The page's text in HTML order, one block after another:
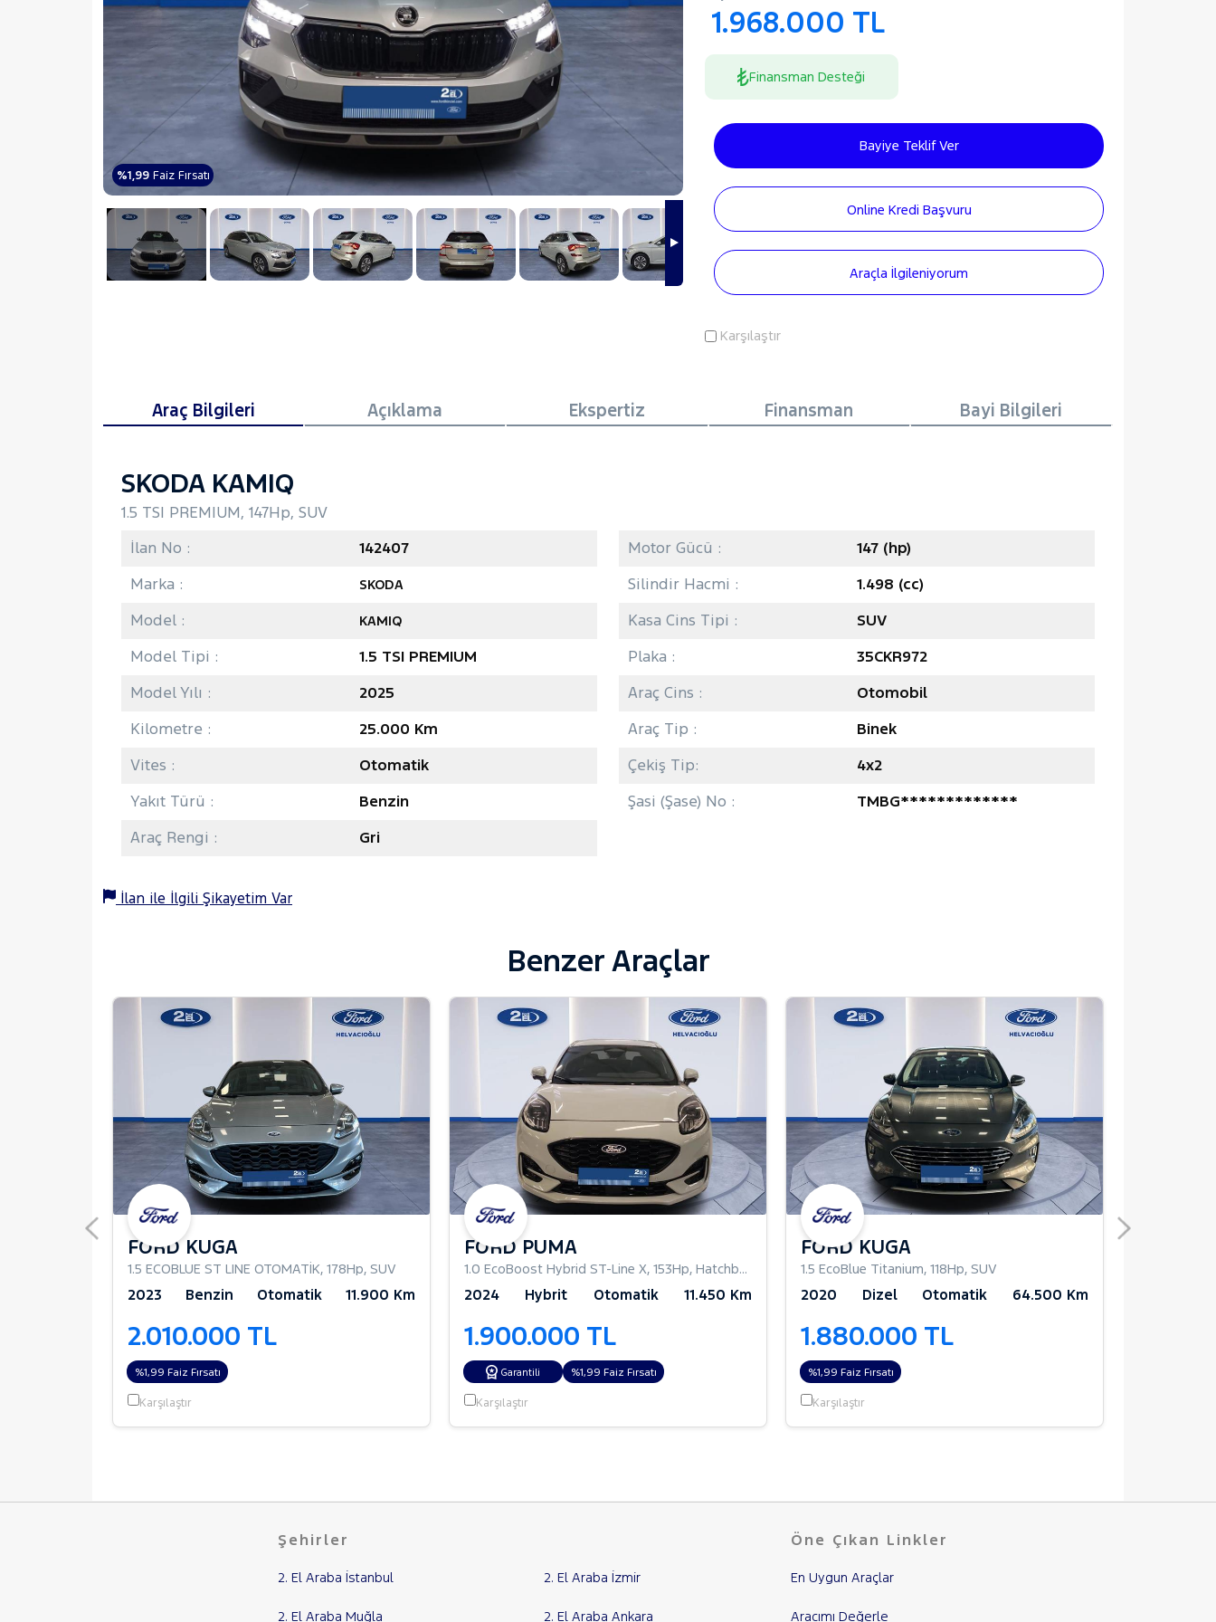
%1,99Faiz Fırsatı
1.968.000 TL
Finansman Desteği
Bayiye Teklif Ver
Online Kredi Başvuru
Araçla İlgileniyorum
Karşılaştır
Araç Bilgileri Açıklama Ekspertiz Finansman Bayi Bilgileri
SKODA KAMIQ
1.5 TSI PREMIUM, 147Hp, SUV
İlan No :
142407
Marka :
SKODA
Model : KAMIQ
Model Tipi :
1.5 TSI PREMIUM
Model Yılı :
2025
Kilometre :
25.000 Km
Vites :
Otomatik
Yakıt Türü :
Benzin
Araç Rengi :
Gri
Motor Gücü :
147 (hp)
Silindir Hacmi :
1.498 (cc)
Kasa Cins Tipi :
SUV
Plaka :
35CKR972
Araç Cins :
Otomobil
Araç Tip :
Binek
Çekiş Tip:
4x2
Şasi (Şase) No :
TMBG*************
İlan ile İlgili Şikayetim Var
Benzer Araçlar
FORD KUGA
1.5 ECOBLUE ST LINE OTOMATİK, 178Hp, SUV
2023 Benzin Otomatik 11.900 Km
2.010.000 TL
%1,99 Faiz Fırsatı
Karşılaştır
FORD PUMA
1.0 EcoBoost Hybrid ST-Line X, 153Hp, Hatchback 5 Kapı
2024 Hybrit Otomatik 11.450 Km
1.900.000 TL
Garantili %1,99 Faiz Fırsatı
Karşılaştır
FORD KUGA
1.5 EcoBlue Titanium, 118Hp, SUV
2020 Dizel Otomatik 64.500 Km
1.880.000 TL
%1,99 Faiz Fırsatı
Karşılaştır
Şehirler
2. El Araba İstanbul 2. El Araba İzmir
2. El Araba Muğla 2. El Araba Ankara
Öne Çıkan Linkler
En Uygun Araçlar
Aracımı Değerle